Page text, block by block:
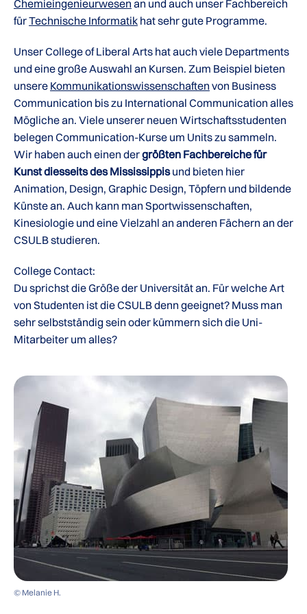
Chemieingenieurwesen an und auch unser Fachbereich
fürTechnische Informatik hat sehr gute Programme.
Unser College of Liberal Arts hat auch viele Departments
und eine große Auswahl an Kursen. Zum Beispiel bieten
unsere Kommunikationswissenschaften von Business
Communication bis zu International Communication alles
Mögliche an. Viele unserer neuen Wirtschaftsstudenten
belegen Communication-Kurse um Units zu sammeln.
Wir haben auch einen dergrößten Fachbereiche für
Kunst diesseits des Mississippisund bieten hier
Animation, Design, Graphic Design, Töpfern und bildende
Künste an. Auch kann man Sportwissenschaften,
Kinesiologie und eine Vielzahl an anderen Fächern an der
CSULB studieren.
College Contact:
Du sprichst die Größe der Universität an. Für welche Art
von Studenten ist die CSULB denn geeignet? Muss man
sehr selbstständig sein oder kümmern sich die Uni-
Mitarbeiter um alles?
© Melanie H.